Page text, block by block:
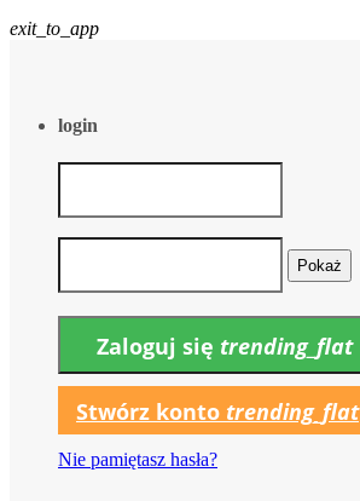
exit_to_app
login
Pokaż
Zaloguj się trending_flat
Stwórz konto trending_flat
Nie pamiętasz hasła?